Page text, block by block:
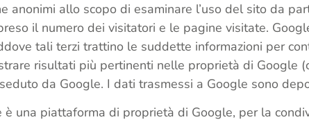
anonimi allo scopo di esaminare l’uso del sito da
il numero dei visitatori e le pagine visitate.
tali terzi trattino le suddette informazioni per
risultati più pertinenti nelle proprietà di Google
da Google. I dati trasmessi a Google sono
è una piattaforma di proprietà di Google, per la